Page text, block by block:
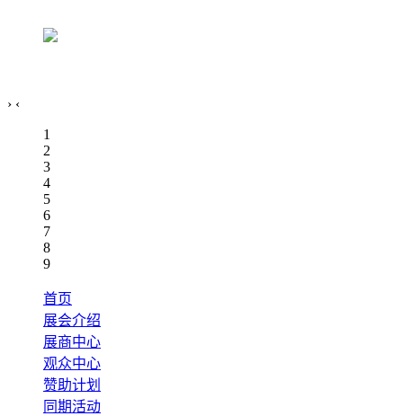
› ‹
1
2
3
4
5
6
7
8
9
首页
展会介绍
展商中心
观众中心
赞助计划
同期活动